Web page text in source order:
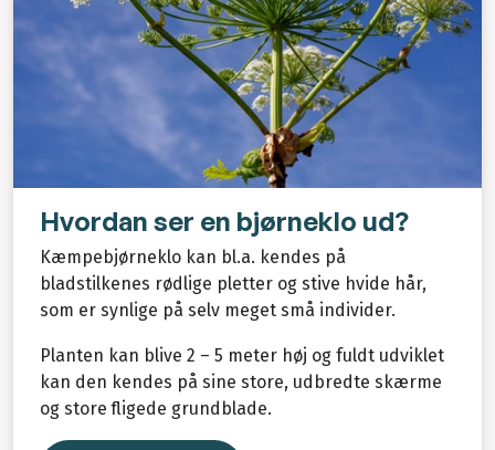
Hvordan ser en bjørneklo ud?
Kæmpebjørneklo kan bl.a. kendes på
bladstilkenes rødlige pletter og stive hvide hår,
som er synlige på selv meget små individer.
Planten kan blive 2 – 5 meter høj og fuldt udviklet
kan den kendes på sine store, udbredte skærme
og store fligede grundblade.